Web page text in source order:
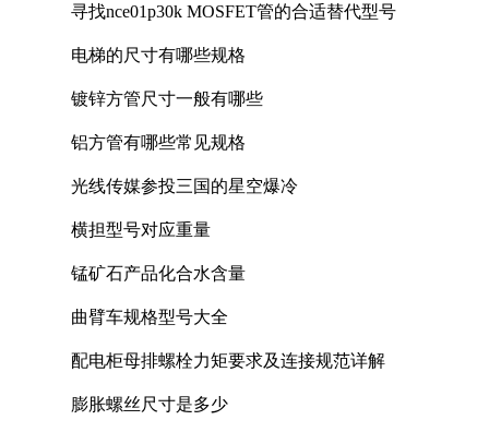
寻找nce01p30k MOSFET管的合适替代型号
电梯的尺寸有哪些规格
镀锌方管尺寸一般有哪些
铝方管有哪些常见规格
光线传媒参投三国的星空爆冷
横担型号对应重量
锰矿石产品化合水含量
曲臂车规格型号大全
配电柜母排螺栓力矩要求及连接规范详解
膨胀螺丝尺寸是多少